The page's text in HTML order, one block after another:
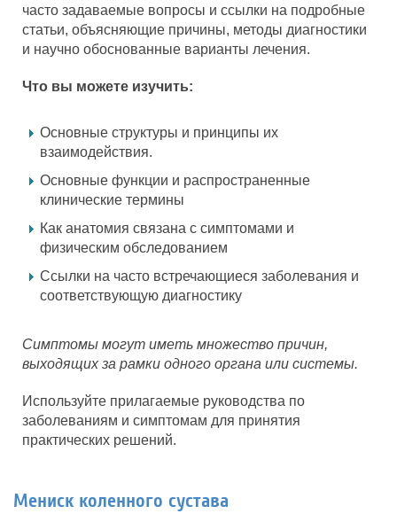
часто задаваемые вопросы и ссылки на подробные
статьи, объясняющие причины, методы диагностики
и научно обоснованные варианты лечения.
Что вы можете изучить:
Основные структуры и принципы их
взаимодействия.
Основные функции и распространенные
клинические термины
Как анатомия связана с симптомами и
физическим обследованием
Ссылки на часто встречающиеся заболевания и
соответствующую диагностику
Симптомы могут иметь множество причин,
выходящих за рамки одного органа или системы.
Используйте прилагаемые руководства по
заболеваниям и симптомам для принятия
практических решений.
Мениск коленного сустава